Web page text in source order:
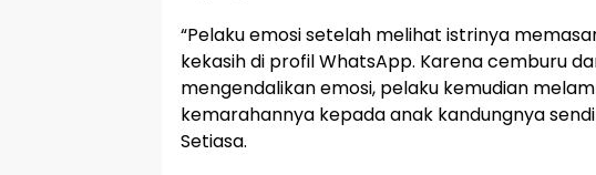
“Pelaku emosi setelah melihat istrinya
kekasih di profil WhatsApp. Karena cemburu
mengendalikan emosi, pelaku kemudian
kemarahannya kepada anak kandungnya
Setiasa.